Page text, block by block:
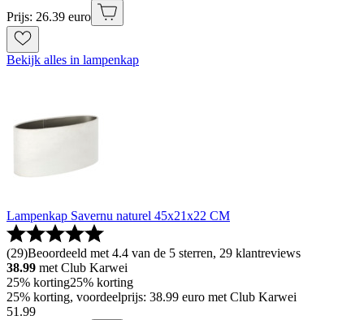
Prijs: 26.39 euro
Bekijk alles in lampenkap
Lampenkap Savernu naturel 45x21x22 CM
(29)Beoordeeld met 4.4 van de 5 sterren, 29 klantreviews
38.99 met Club Karwei
25% korting25% korting
25% korting, voordeelprijs: 38.99 euro met Club Karwei
51.99